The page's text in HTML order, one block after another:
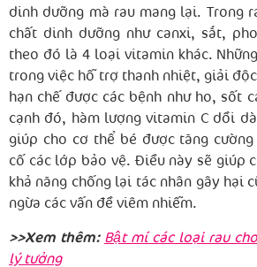
dinh dưỡng mà rau mang lại. Trong
chất dinh dưỡng như canxi, sắt,
theo đó là 4 loại vitamin khác.
trong việc hỗ trợ thanh nhiệt, giải
hạn chế được các bệnh như ho, sốt
cạnh đó, hàm lượng vitamin C dồi
giúp cho cơ thể bé được tăng
cố các lớp bảo vệ. Điều này sẽ giúp
khả năng chống lại tác nhân gây hại
ngừa các vấn đề viêm nhiễm.
>>Xem thêm: Bật mí các loại rau
lý tưởng